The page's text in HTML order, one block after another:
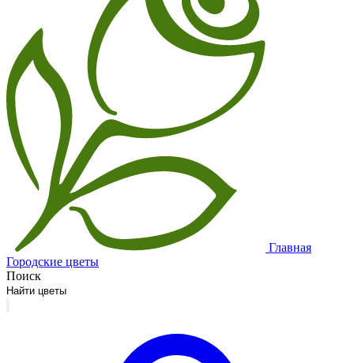
Главная
Городские цветы
Поиск